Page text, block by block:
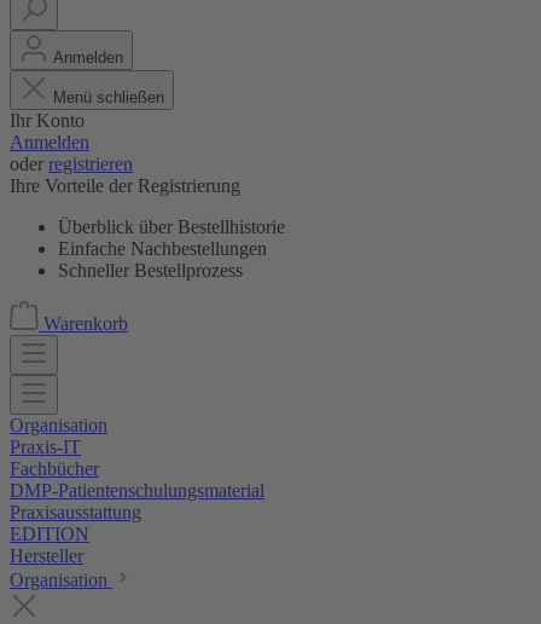
Anmelden
Menü schließen
Ihr Konto
Anmelden
oder registrieren
Ihre Vorteile der Registrierung
Überblick über Bestellhistorie
Einfache Nachbestellungen
Schneller Bestellprozess
Warenkorb
Organisation
Praxis-IT
Fachbücher
DMP-Patientenschulungsmaterial
Praxisausstattung
EDITION
Hersteller
Organisation